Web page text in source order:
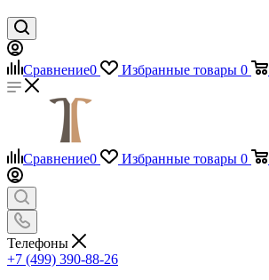
Сравнение0 Избранные товары 0
Сравнение0 Избранные товары 0
Телефоны
+7 (499) 390-88-26